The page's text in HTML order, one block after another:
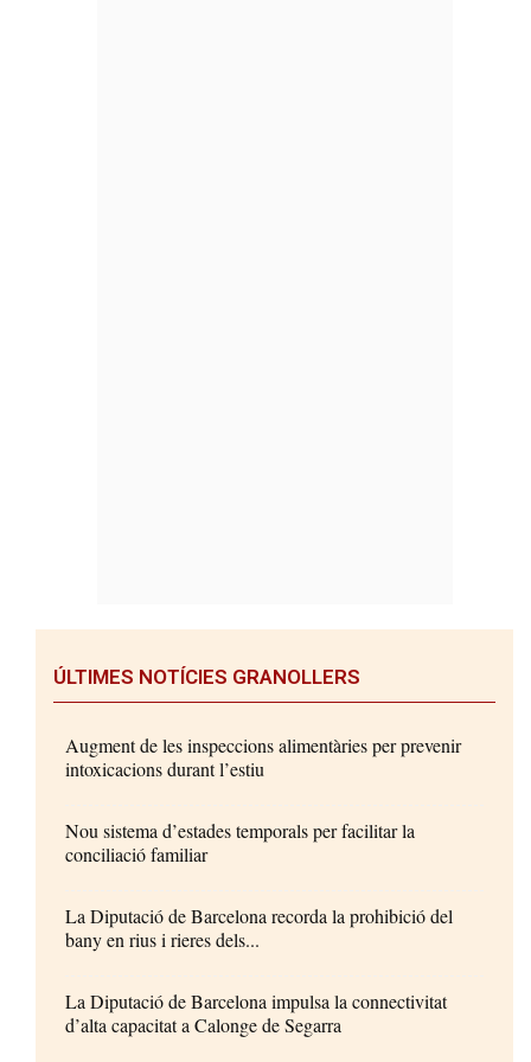
ÚLTIMES NOTÍCIES GRANOLLERS
Augment de les inspeccions alimentàries per prevenir
intoxicacions durant l’estiu
Nou sistema d’estades temporals per facilitar la
conciliació familiar
La Diputació de Barcelona recorda la prohibició del
bany en rius i rieres dels...
La Diputació de Barcelona impulsa la connectivitat
d’alta capacitat a Calonge de Segarra